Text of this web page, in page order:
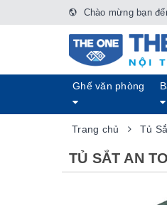
Chào mừng bạn
Ghế văn phòng
Trang chủ Tủ
TỦ SẮT AN